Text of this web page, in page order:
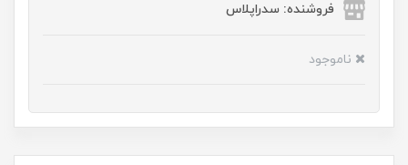
فروشنده: سدراپلاس
ناموجود